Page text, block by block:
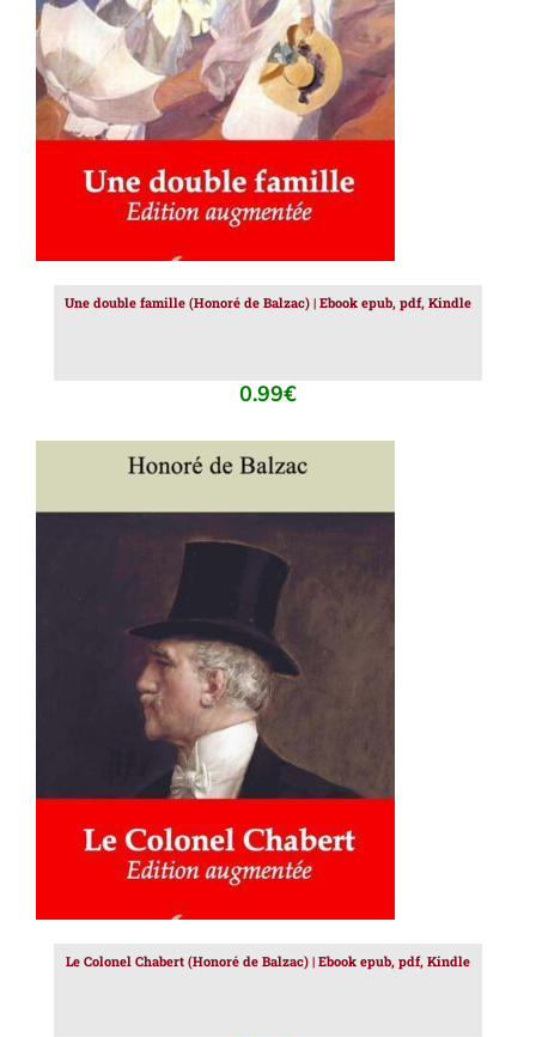
AJOUTER AU PANIER / DÉTAILS
Une double famille (Honoré de Balzac) | Ebook epub, pdf, Kindle
0.99€
AJOUTER AU PANIER / DÉTAILS
Le Colonel Chabert (Honoré de Balzac) | Ebook epub, pdf, Kindle